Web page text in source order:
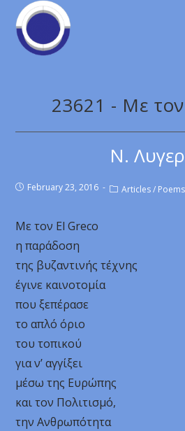
23621 - Με
Ν.
February 23, 2016 Articles / Poems
Με τον El Greco
η παράδοση
της βυζαντινής τέχνης
έγινε καινοτομία
που ξεπέρασε
το απλό όριο
του τοπικού
για ν’ αγγίξει
μέσω της Ευρώπης
και τον Πολιτισμό,
την Ανθρωπότητα